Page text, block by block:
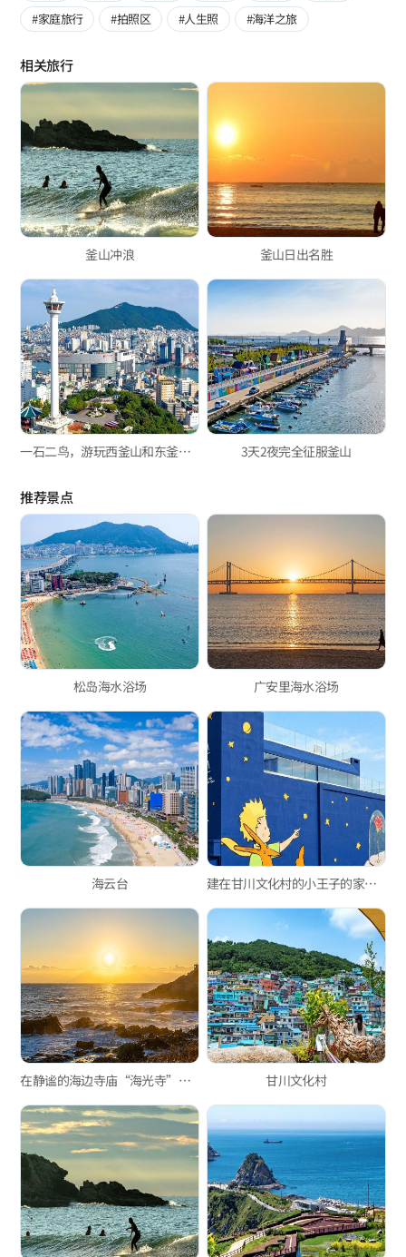
#家庭旅行
#拍照区 #人生照 #海洋之旅
相关旅行
釜山冲浪 釜山日出名胜
一石二鸟，游玩西釜山和东釜山攻略 3天2夜完全征服釜山
推荐景点
松岛海水浴场 广安里海水浴场
海云台 建在甘川文化村的小王子的家——小王子之家
在静谧的海边寺庙“海光寺”安静地迎接新年 甘川文化村